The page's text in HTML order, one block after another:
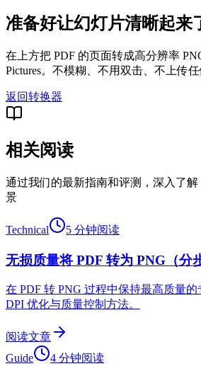
准备好让幻灯片清晰起来
在上方把 PDF 的页面转成高分辨率
Pictures。不模糊、不用双击、不上传任
返回转换器
相关阅读
通过我们的最新指南和评测，深入了解
景
Technical 5 分钟阅读
无损质量将 PDF 转为 PNG（分
在 PDF 转 PNG 过程中保持最高质量的
DPI 优化与质量控制方法。
阅读文章
Guide
4 分钟阅读